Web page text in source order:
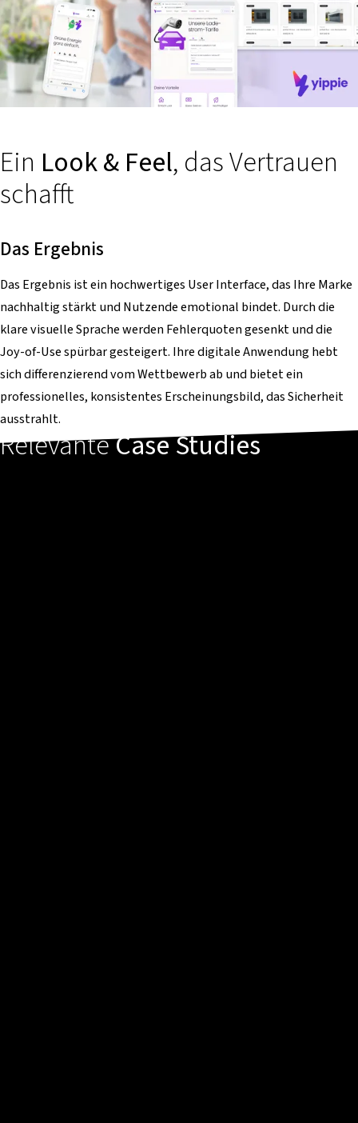
Ein Look & Feel, das Vertrauen
schafft
Das Ergebnis
Das Ergebnis ist ein hochwertiges User Interface, das Ihre Marke
nachhaltig stärkt und Nutzende emotional bindet. Durch die
klare visuelle Sprache werden Fehlerquoten gesenkt und die
Joy-of-Use spürbar gesteigert. Ihre digitale Anwendung hebt
sich differenzierend vom Wettbewerb ab und bietet ein
professionelles, konsistentes Erscheinungsbild, das Sicherheit
ausstrahlt.
RelevanteCase Studies